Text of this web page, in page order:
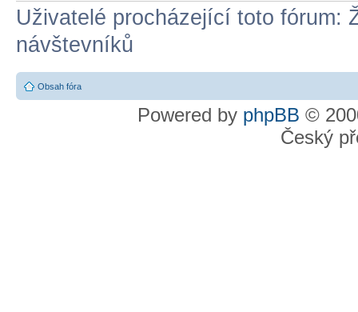
Uživatelé procházející toto fórum:
návštevníků
Obsah fóra
Powered by phpBB ©
Český